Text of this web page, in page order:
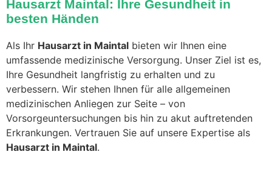
Hausarzt Maintal: Ihre Gesundheit in
besten Händen
Als Ihr Hausarzt in Maintal bieten wir Ihnen eine
umfassende medizinische Versorgung. Unser Ziel ist es,
Ihre Gesundheit langfristig zu erhalten und zu
verbessern. Wir stehen Ihnen für alle allgemeinen
medizinischen Anliegen zur Seite – von
Vorsorgeuntersuchungen bis hin zu akut auftretenden
Erkrankungen. Vertrauen Sie auf unsere Expertise als
Hausarzt in Maintal.